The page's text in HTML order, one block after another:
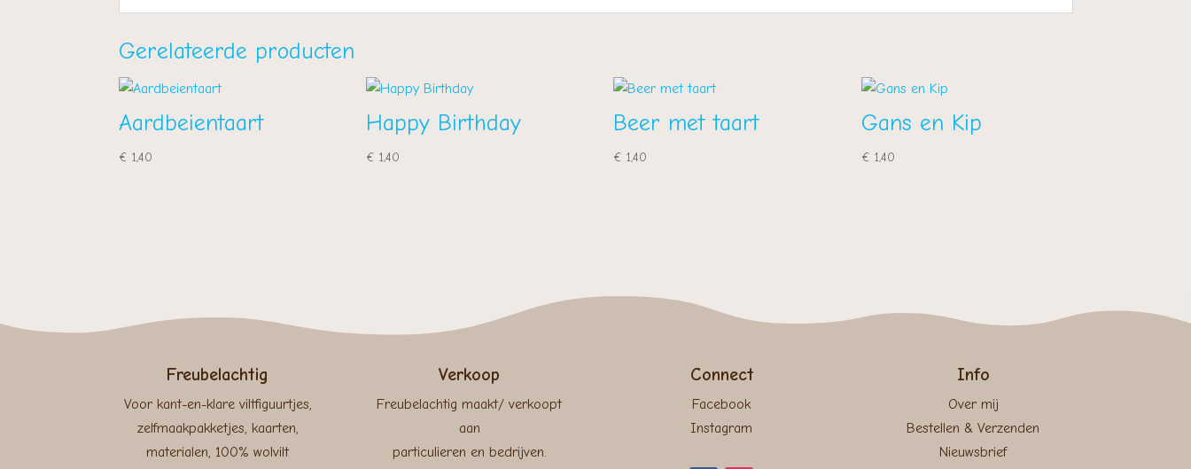
Gerelateerde producten
Aardbeientaart
€1,40
Happy Birthday
€1,40
Beer met taart
€ 1,40
Gans en Kip
€1,40
Freubelachtig
Voor kant-en-klare viltfiguurtjes,
zelfmaakpakketjes, kaarten,
materialen, 100% wolvilt
Verkoop
Freubelachtig maakt/ verkoopt
aan
particulieren en bedrijven.
Connect
Facebook
Instagram
Info
Over mij
Bestellen & Verzenden
Nieuwsbrief